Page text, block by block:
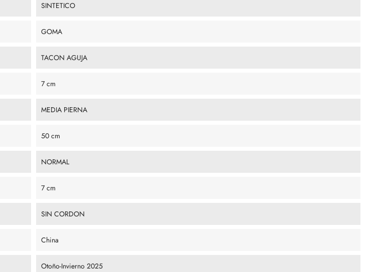
SINTETICO
GOMA
TACON AGUJA
7 cm
MEDIA PIERNA
50 cm
NORMAL
7 cm
SIN CORDON
China
Otoño-Invierno 2025